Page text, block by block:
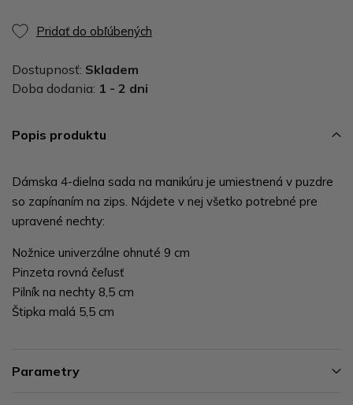
Pridať do obľúbených
Dostupnosť: Skladem
Doba dodania: 1 - 2 dni
Popis produktu
Dámska 4-dielna sada na manikúru je umiestnená v puzdre
so zapínaním na zips. Nájdete v nej všetko potrebné pre
upravené nechty:
Nožnice univerzálne ohnuté 9 cm
Pinzeta rovná čeľusť
Pilník na nechty 8,5 cm
Štipka malá 5,5 cm
Parametry